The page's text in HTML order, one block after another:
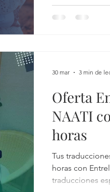
Ceremonia de ciudadanía
CV Australia Vivienda en
Oferta
NAATI
horas
Tus
horas con
traducciones
30 mar 3 min de